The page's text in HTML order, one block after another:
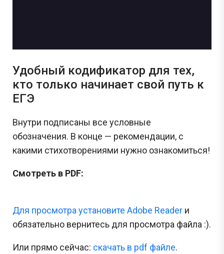
Удобный кодификатор для тех,
кто только начинает свой путь к
ЕГЭ
Внутри подписаны все условные
обозначения. В конце — рекомендации, с
какими стихотворениями нужно ознакомиться!
Смотреть в PDF:
Для просмотра установите Adobe Reader и
обязательно вернитесь для просмотра файла :).
Или прямо сейчас: cкачать в pdf файле.